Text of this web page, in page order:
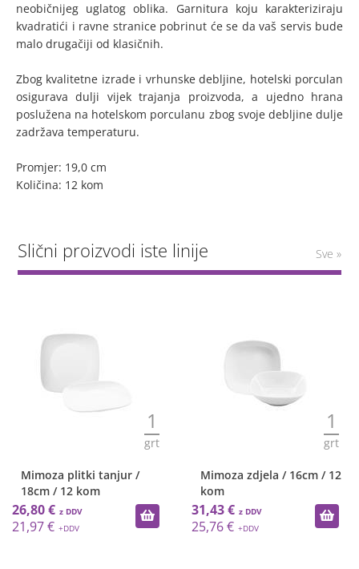
neobičnijeg uglatog oblika. Garnitura koju karakteriziraju
kvadratići i ravne stranice pobrinut će se da vaš servis bude
malo drugačiji od klasičnih.
Zbog kvalitetne izrade i vrhunske debljine, hotelski porculan
osigurava dulji vijek trajanja proizvoda, a ujedno hrana
poslužena na hotelskom porculanu zbog svoje debljine dulje
zadržava temperaturu.
Promjer: 19,0 cm
Količina: 12 kom
Slični proizvodi iste linije Sve »
1
grt
Mimoza plitki tanjur /
18cm / 12 kom
26,80 €
21,97 €
1
grt
Mimoza zdjela / 16cm / 12
kom
31,43 €
25,76 €